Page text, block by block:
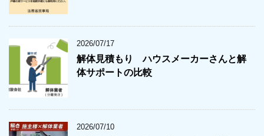
2026/07/17
解体見積もり ハウスメーカーさんと解
体サポートの比較
2026/07/10